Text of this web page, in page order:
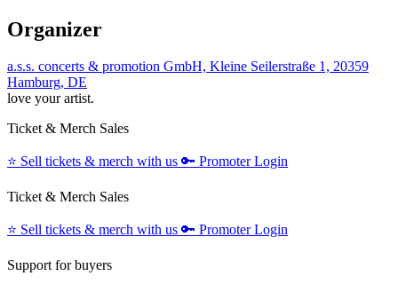
Organizer
a.s.s. concerts & promotion GmbH, Kleine Seilerstraße 1, 20359
Hamburg, DE
love your artist.
Ticket & Merch Sales
⭐️ Sell tickets & merch with us 🔑 Promoter Login
Ticket & Merch Sales
⭐️ Sell tickets & merch with us 🔑 Promoter Login
Support for buyers